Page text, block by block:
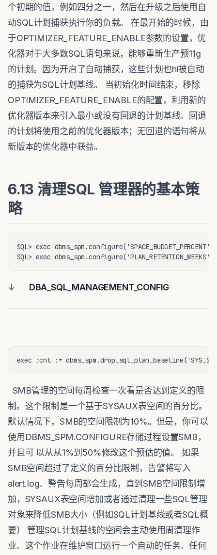
个初期的值，例如四分之一，然后在升级之后使用自
动SQL计划捕获执行你的负载。 在最开始的时候，由
于OPTIMIZER_FEATURE_ENABLE参数的设置，优
化器对于大多数SQL语句来说，能够重新生产预11g
的计划。因为开启了自动捕获，这些计划也hi被自动
的捕获为SQL计划基线。 当初始化时间结束，移除
OPTIMIZER_FEATURE_ENABLE的配置，利用新的
优化器版本来引入最小或没有回退的计划基线。回退
的计划将使用之前的优化器版本；无回退的语句将从
新版本的优化器中获益。
6.13 清理SQL 管理器的基本策
略
SQL> exec
SQL> exec
↓ DBA_SQL_MANAGEMENT_CONFIG
exec :cnt :=
SMB管理的空间每周检查一次看是否达到定义的限
制。这个限制是一个基于SYSAUX表空间的百分比。
默认情况下，SMB的空间限制为10%。但是，你可以
使用DBMS_SPM.CONFIGURE存储过程设置SMB，
并且可 以从从1%到50%修改这个预估的值。 如果
SMB空间超过了定义的百分比限制，告警将写入
alert.log。警告每周都会生成，直到SMB空间限制增
加，SYSAUX表空间增加或者通过清理一些SQL管理
对象来降低SMB大小（例如SQL计划基线或者SQL概
要） 管理SQL计划基线的空间会主动使用周清理作
业。这个作业在维护窗口运行一个自动的任务。任何